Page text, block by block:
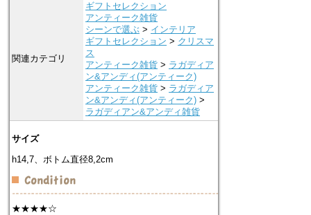
関連カテゴリ
ギフトセレクション
アンティーク雑貨
シーンで選ぶ > インテリア
ギフトセレクション > クリスマ
ス
アンティーク雑貨 > ラガディア
ン&アンディ(アンティーク)
アンティーク雑貨 > ラガディア
ン&アンディ(アンティーク) >
ラガディアン&アンディ雑貨
サイズ
h14,7、ボトム直径8,2cm
★★★★☆